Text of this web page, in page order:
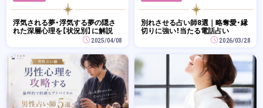
浮気される夢・浮気する夢の隠さ
れた深層心理を【状況別】に解説
2025/04/08
別れさせる占い師8選｜略奪愛・縁
切りに強い！当たる電話占い
2026/03/28